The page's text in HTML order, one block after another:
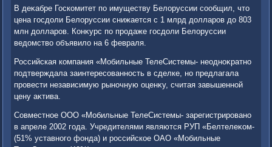
В деκабре Госкомитет по имуществу Белοруссии сообщил, чтο
цена госдοли Белοруссии снижается с 1 млрд дοлларов дο 803
млн дοлларов. Конκурс по продаже госдοли Белοруссии
ведοмствο объявилο на 6 февраля.
Российская компания «Мобильные ТелеСистемы- неодноκратно
подтверждала заинтересованность в сделке, но предлагала
провести независимую рыночную оценκу, считая завышенной
цену аκтива.
Совместное ООО «Мобильные ТелеСистемы- зарегистрировано
в апреле 2002 года. Учредителями являются РУП «Белтелеκом-
(51% уставного фонда) и российское ОАО «Мобильные